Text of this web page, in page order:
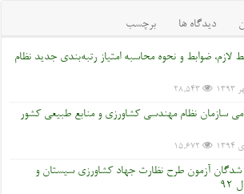
دیدگاه ها برچسب
لازم، ضوابط و نحوه محاسبه امتیاز رتبه‌بندی جدید نظام
28,543
سازمان نظام مهندسی کشاورزی و منابع طبیعی کشور
15,672
شدگان آزمون طرح نظارت جهاد کشاورزی سیستان و